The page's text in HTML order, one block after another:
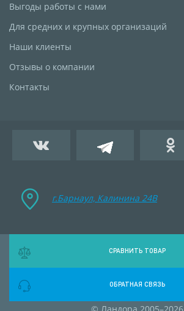
Выгоды работы с нами
Для средних и крупных организаций
Наши клиенты
Отзывы о компании
Контакты
г.Барнаул, Калинина 24B
СРАВНИТЬ ТОВАР
ОБРАТНАЯ СВЯЗЬ